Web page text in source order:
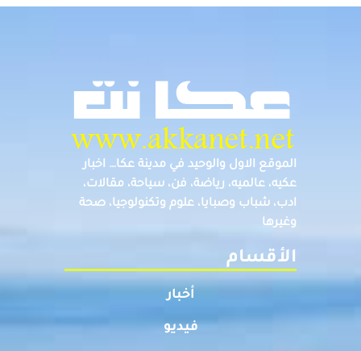
الموقع الاول والوحيد في مدينة عكا… اخبار
عكيه، عالميه، رياضة، فن، سياحة، مقالات،
ادب، شباب وصبايا، علوم وتكنولوجيا، صحة
وغيرها
الأقسام
أخبار
فيديو